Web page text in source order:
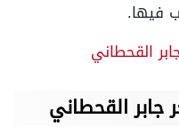
فيها.
القحطاني
القحطاني